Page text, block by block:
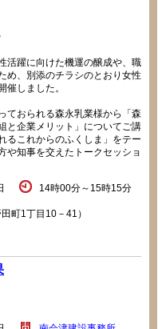
活躍に向けた機運の醸成や、職
め、別添のチラシのとおり女性
催しました。
ておられる森永乳業様から「森
と企業メリット」についてご講
るこれからのふくしま」をテー
や知事を交えたトークセッショ
14時00分～15時15分
町1丁目10－41）